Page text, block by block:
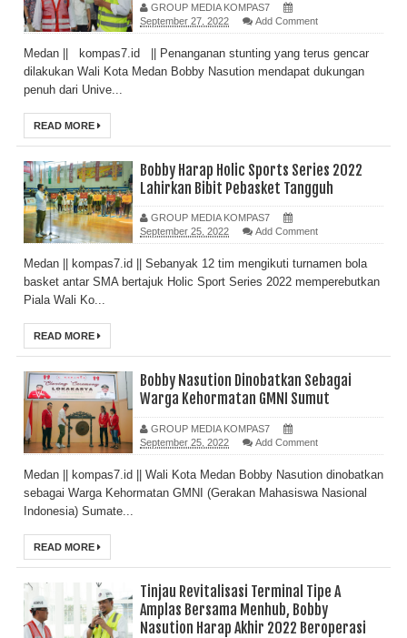
GROUP MEDIA KOMPAS7
September 27, 2022
Add Comment
Medan || kompas7.id || Penanganan stunting yang terus gencar
dilakukan Wali Kota Medan Bobby Nasution mendapat dukungan
penuh dari Unive...
READ MORE
Bobby Harap Holic Sports Series 2022
Lahirkan Bibit Pebasket Tangguh
GROUP MEDIA KOMPAS7
September 25, 2022
Add Comment
Medan || kompas7.id || Sebanyak 12 tim mengikuti turnamen bola
basket antar SMA bertajuk Holic Sport Series 2022 memperebutkan
Piala Wali Ko...
READ MORE
Bobby Nasution Dinobatkan Sebagai
Warga Kehormatan GMNI Sumut
GROUP MEDIA KOMPAS7
September 25, 2022
Add Comment
Medan || kompas7.id || Wali Kota Medan Bobby Nasution dinobatkan
sebagai Warga Kehormatan GMNI (Gerakan Mahasiswa Nasional
Indonesia) Sumate...
READ MORE
Tinjau Revitalisasi Terminal Tipe A
Amplas Bersama Menhub, Bobby
Nasution Harap Akhir 2022 Beroperasi